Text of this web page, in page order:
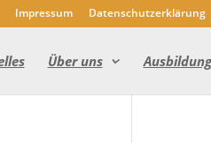
Impressum Datenschutzerklärung
Über uns Ausbildung